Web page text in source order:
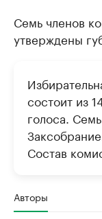
Семь членов
утверждены
состоит из
голоса.
Состав
Авторы